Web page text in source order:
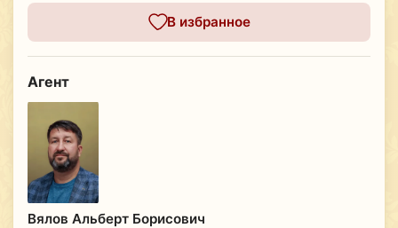
В избранное
Агент
Вялов Альберт Борисович